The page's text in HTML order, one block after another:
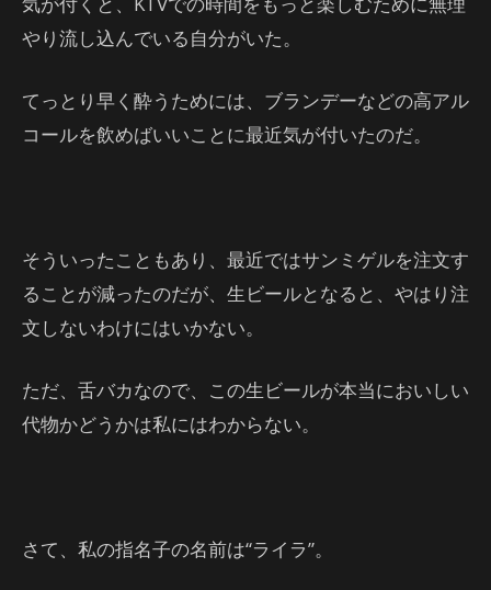
やり流し込んでいる自分がいた。
てっとり早く酔うためには、ブランデーなどの高アル
コールを飲めばいいことに最近気が付いたのだ。
そういったこともあり、最近ではサンミゲルを注文す
ることが減ったのだが、生ビールとなると、やはり注
文しないわけにはいかない。
ただ、舌バカなので、この生ビールが本当においしい
代物かどうかは私にはわからない。
さて、私の指名子の名前は“ライラ”。